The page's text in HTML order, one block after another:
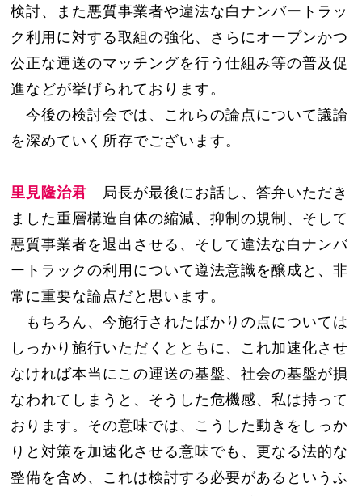
検討、また悪質事業者や違法な白ナンバートラッ
ク利用に対する取組の強化、さらにオープンかつ
公正な運送のマッチングを行う仕組み等の普及促
進などが挙げられております。
今後の検討会では、これらの論点について議論
を深めていく所存でございます。
里見隆治君 局長が最後にお話し、答弁いただき
ました重層構造自体の縮減、抑制の規制、そして
悪質事業者を退出させる、そして違法な白ナンバ
ートラックの利用について遵法意識を醸成と、非
常に重要な論点だと思います。
もちろん、今施行されたばかりの点については
しっかり施行いただくとともに、これ加速化させ
なければ本当にこの運送の基盤、社会の基盤が損
なわれてしまうと、そうした危機感、私は持って
おります。その意味では、こうした動きをしっか
りと対策を加速化させる意味でも、更なる法的な
整備を含め、これは検討する必要があるというふ